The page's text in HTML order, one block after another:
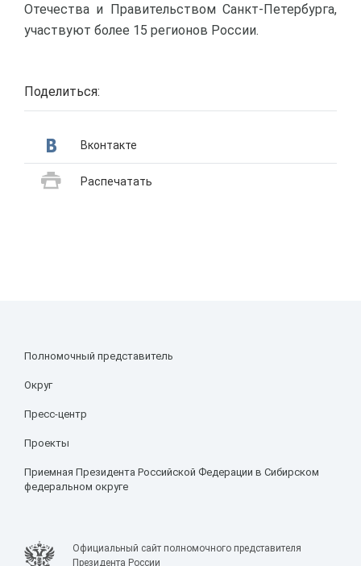
Отечества и Правительством Санкт-Петербурга,
участвуют более 15 регионов России.
Поделиться:
Вконтакте
Распечатать
Полномочный представитель
Округ
Пресс-центр
Проекты
Приемная Президента Российской Федерации в Сибирском
федеральном округе
Официальный сайт полномочного представителя
Президента России